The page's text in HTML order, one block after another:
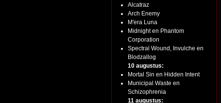
Alcatraz
Arch Enemy
M'era Luna
Midnight en Phantom
Corporation
Spectral Wound, Invulche en
Blodzallog
10 augustus:
Mortal Sin en Hidden Intent
Municipal Waste en
Schizophrenia
11 augustus: